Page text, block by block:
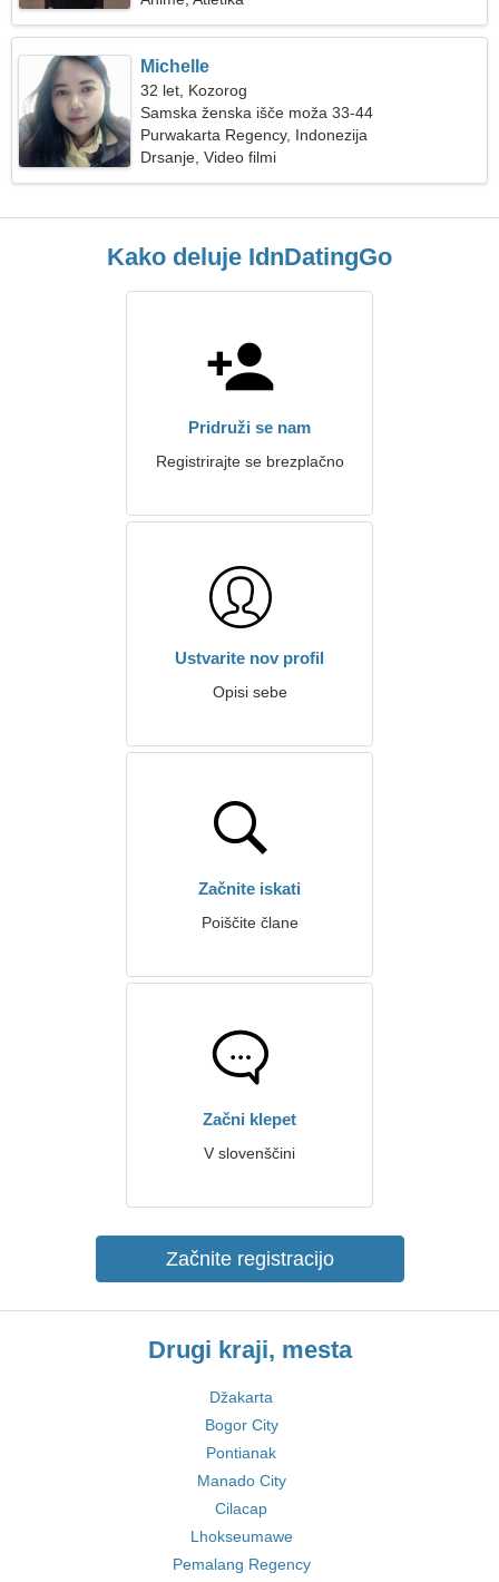
Michelle
32 let, Kozorog
Samska ženska išče moža 33-44
Purwakarta Regency, Indonezija
Drsanje, Video filmi
Kako deluje IdnDatingGo
Pridruži se nam
Registrirajte se brezplačno
Ustvarite nov profil
Opisi sebe
Začnite iskati
Poiščite člane
Začni klepet
V slovenščini
Začnite registracijo
Drugi kraji, mesta
Džakarta
Bogor City
Pontianak
Manado City
Cilacap
Lhokseumawe
Pemalang Regency